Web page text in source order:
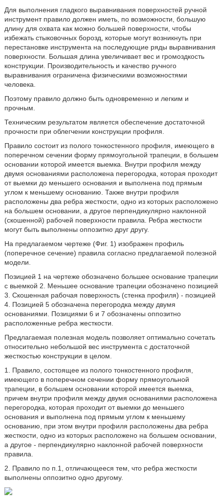
Для выполнения гладкого выравнивания поверхностей ручной
инструмент правило должен иметь, по возможности, большую
длину для охвата как можно большей поверхности, чтобы
избежать стыковочных борозд, которые могут возникнуть при
перестановке инструмента на последующие ряды выравнивания
поверхности. Большая длина увеличивает вес и громоздкость
конструкции. Производительность и качество ручного
выравнивания ограничена физическими возможностями
человека.
Поэтому правило должно быть одновременно и легким и
прочным.
Техническим результатом является обеспечение достаточной
прочности при облегчении конструкции профиля.
Правило состоит из полого тонкостенного профиля, имеющего в
поперечном сечении форму прямоугольной трапеции, в большем
основании которой имеется выемка. Внутри профиля между
двумя основаниями расположена перегородка, которая проходит
от выемки до меньшего основания и выполнена под прямым
углом к меньшему основанию. Также внутри профиля
расположены два ребра жесткости, одно из которых расположено
на большем основании, а другое перпендикулярно наклонной
(скошенной) рабочей поверхности правила. Ребра жесткости
могут быть выполнены оппозитно друг другу.
На предлагаемом чертеже (Фиг. 1) изображен профиль
(поперечное сечение) правила согласно предлагаемой полезной
модели.
Позицией 1 на чертеже обозначено большее основание трапеции
с выемкой 2. Меньшее основание трапеции обозначено позицией
3. Скошенная рабочая поверхность (стенка профиля) - позицией
4. Позицией 5 обозначена перегородка между двумя
основаниями. Позициями 6 и 7 обозначены оппозитно
расположенные ребра жесткости.
Предлагаемая полезная модель позволяет оптимально сочетать
относительно небольшой вес инструмента с достаточной
жесткостью конструкции в целом.
1. Правило, состоящее из полого тонкостенного профиля,
имеющего в поперечном сечении форму прямоугольной
трапеции, в большем основании которой имеется выемка,
причем внутри профиля между двумя основаниями расположена
перегородка, которая проходит от выемки до меньшего
основания и выполнена под прямым углом к меньшему
основанию, при этом внутри профиля расположены два ребра
жесткости, одно из которых расположено на большем основании,
а другое - перпендикулярно наклонной рабочей поверхности
правила.
2. Правило по п.1, отличающееся тем, что ребра жесткости
выполнены оппозитно одно другому.